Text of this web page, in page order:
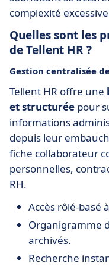
complexité
Quelles sont les
de Tellent HR ?
Gestion centralisée
Tellent HR offre une
et structurée pour
informations
depuis leur
fiche collaborateur
personnelles,
RH.
Accès rôlé-basé
Organigramme
archivés.
Recherche